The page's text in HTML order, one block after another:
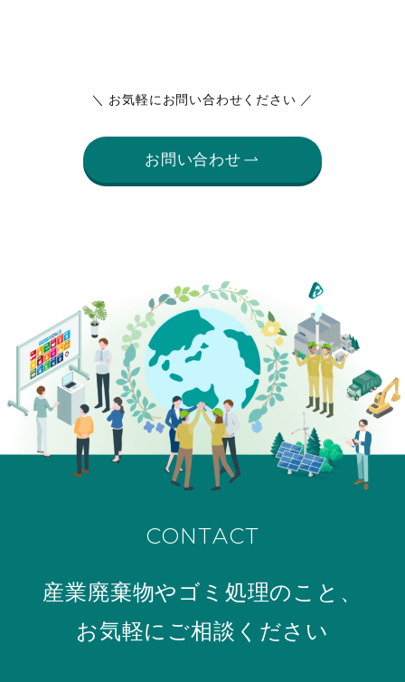
＼ お気軽にお問い合わせください ／
お問い合わせ
CONTACT
産業廃棄物やゴミ処理のこと、
お気軽にご相談ください